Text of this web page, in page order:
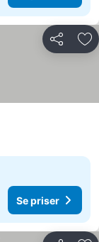
Del
Se priser